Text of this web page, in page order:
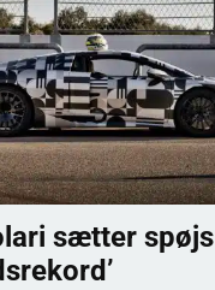
sætter spøjs